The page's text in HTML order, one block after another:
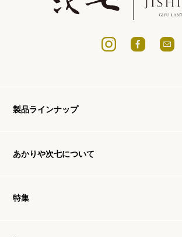
製品ラインナップ
あかりや次七について
特集